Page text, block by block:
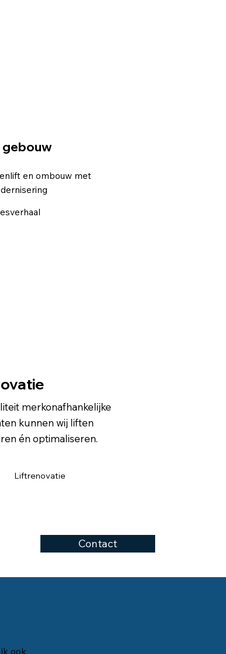
en ombouw met
merkonafhankelijke
kunnen wij liften
én optimaliseren.
Liftrenovatie
Contact
ook